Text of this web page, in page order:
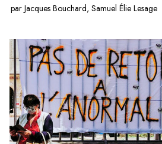
par Jacques Bouchard, Samuel Élie Lesage